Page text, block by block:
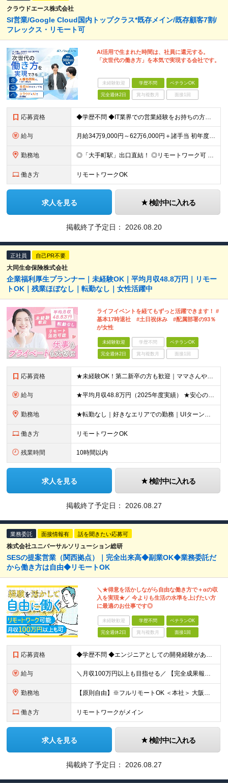
クラウドエース株式会社
SI営業/Google Cloud国内トップクラス*既存メイン/既存顧客7割/
フレックス・リモート可
AI活用で生まれた時間は、社員に還元する。
「次世代の働き方」を本気で実現する会社です。
未経験歓迎 学歴不問 ベテランOK
完全週休2日 賞与複数月 面接1回
応募資格 ◆学歴不問 ◆IT業界での営業経験をお持ちの方（商材不問） □特定の商材にとらわれず、幅広い解決策を提案したい □顧客の課題起点で提案を組み立てる営業に挑戦したい そんな方が活躍できるポジションです
給与 月給34万9,000円～62万6,000円＋諸手当 初年度年収500万円〜900万円 ※経験・スキルを考慮の上、当社規定により決定します ※上記に加え、Google Cloud資格の取得数に応じた資
勤務地 ◎「大手町駅」出口直結！ ◎リモートワーク可 ※出社が発生するケースがあります ＜本社＞ 東京都千代田区大手町1-7-2 東京サンケイビル 26F (変更の範囲) 会社の定める勤務地
働き方 リモートワークOK
求人を見る 検討中に入れる
掲載終了予定日： 2026.08.20
正社員 自己PR不要
大同生命保険株式会社
企業福利厚生プランナー｜未経験OK｜平均月収48.8万円｜リモー
トOK｜残業ほぼなし｜転勤なし｜女性活躍中
ライフイベントを経てもずっと活躍できます！ #
基本17時退社 #土日祝休み #配属部署の93％
が女性
未経験歓迎 学歴不問 ベテランOK
完全週休2日 賞与複数月 面接1回
応募資格 ★未経験OK！第二新卒の方も歓迎｜ママさんやブランクありの方など、20～50代女性が多数活躍中♪ ◆高卒以上 ◆社会人経験をお持ちの方 - 業界・業種・職種・経験年数は問いません。 «こんな方が
給与 ★平均月収48.8万円（2025年度実績） ★安心の固定給＋賞与年2回＋インセンティブ！手当も充実 月給21万円～23万円＋諸手当＋インセンティブ＋賞与年2回 ※給与は年間平均の税込定例給与です。賞
勤務地 ★転勤なし｜好きなエリアでの勤務｜UIターン歓迎 全国47都道府県にある支社のいずれかにて勤務していただきます。 ＜募集エリア＞ ◆北海道・東北：北海道/青森/宮城/岩手/秋田/山形/福島
働き方 リモートワークOK
残業時間 10時間以内
求人を見る 検討中に入れる
掲載終了予定日： 2026.08.27
業務委託 面接情報有 話を聞きたい応募可
株式会社ユニバーサルソリューション総研
SESの提案営業（関西拠点）｜完全出来高◆副業OK◆業務委託だ
から働き方は自由◆リモートOK
＼★得意を活かしながら自由な働き方で＋αの収
入を実現★／ 今よりも生活の水準を上げたい方
に最適のお仕事です◎
未経験歓迎 学歴不問 ベテランOK
完全週休2日 賞与複数月 面接1回
応募資格 ◆学歴不問 ◆エンジニアとしての開発経験がある方orIT業界で何かしらの営業経験がある方（経験年数は問いません）
給与 ＼月収100万円以上も目指せる／ 【完全成果報酬】月収イメージ：5万円～100万円
勤務地 【原則自由】※フルリモートOK ＜本社＞ 大阪府大阪市東淀川区東中島1丁目17-5 ステュディオ新大阪 2F ※(変更の範囲)上記を除く当社関連勤務地 ※関西に本社あり※
働き方 リモートワークがメイン
求人を見る 検討中に入れる
掲載終了予定日： 2026.08.27